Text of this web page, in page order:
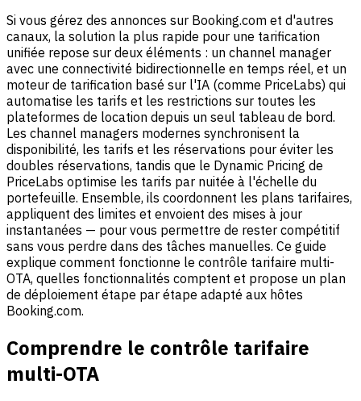
Si vous gérez des annonces sur Booking.com et d'autres
canaux, la solution la plus rapide pour une tarification
unifiée repose sur deux éléments : un channel manager
avec une connectivité bidirectionnelle en temps réel, et un
moteur de tarification basé sur l'IA (comme PriceLabs) qui
automatise les tarifs et les restrictions sur toutes les
plateformes de location depuis un seul tableau de bord.
Les channel managers modernes synchronisent la
disponibilité, les tarifs et les réservations pour éviter les
doubles réservations, tandis que le Dynamic Pricing de
PriceLabs optimise les tarifs par nuitée à l'échelle du
portefeuille. Ensemble, ils coordonnent les plans tarifaires,
appliquent des limites et envoient des mises à jour
instantanées — pour vous permettre de rester compétitif
sans vous perdre dans des tâches manuelles. Ce guide
explique comment fonctionne le contrôle tarifaire multi-
OTA, quelles fonctionnalités comptent et propose un plan
de déploiement étape par étape adapté aux hôtes
Booking.com.
Comprendre le contrôle tarifaire
multi-OTA